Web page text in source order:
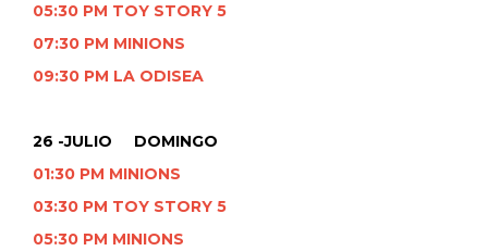
05:30 PM TOY STORY 5
07:30 PM MINIONS
09:30 PM LA ODISEA
26 -JULIO DOMINGO
01:30 PM MINIONS
03:30 PM TOY STORY 5
05:30 PM MINIONS